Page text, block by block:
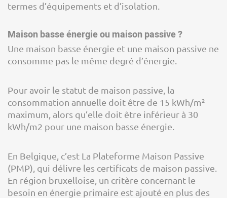
termes d’équipements et d’isolation.
Maison basse énergie ou maison passive ?
Une maison basse énergie et une maison passive ne
consomme pas le même degré d’énergie.
Pour avoir le statut de maison passive, la
consommation annuelle doit être de 15 kWh/m²
maximum, alors qu’elle doit être inférieur à 30
kWh/m2 pour une maison basse énergie.
En Belgique, c’est La Plateforme Maison Passive
(PMP), qui délivre les certificats de maison passive.
En région bruxelloise, un critère concernant le
besoin en énergie primaire est ajouté en plus des